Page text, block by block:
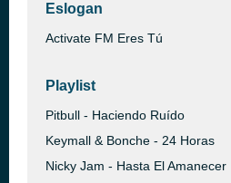
Eslogan
Activate FM Eres Tú
Playlist
Pitbull - Haciendo Ruído
Keymall & Bonche - 24 Horas
Nicky Jam - Hasta El Amanecer